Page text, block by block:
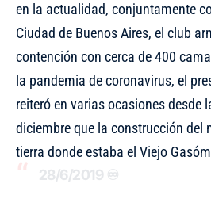
en la actualidad, conjuntamente
Ciudad de Buenos Aires, el club
contención con cerca de 400
la pandemia de coronavirus, el
reiteró en varias ocasiones desde
diciembre que la construcción del
tierra donde estaba el Viejo
28/6/2019 ♾